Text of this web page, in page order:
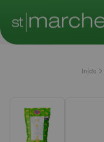
Início